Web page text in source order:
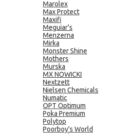
Marolex
Max Protect
Maxifi
Meguiar's
Menzerna
Mirka
Monster Shine
Mothers
Murska
MX NOWICKI
Nextzett
Nielsen Chemicals
Numatic
OPT Optimum
Poka Premium
Polytop
Poorboy's World